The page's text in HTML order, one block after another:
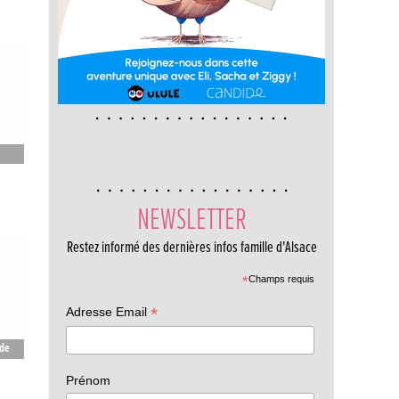
NEWSLETTER
Restez informé des dernières infos famille d'Alsace
*Champs requis
Adresse Email *
Prénom